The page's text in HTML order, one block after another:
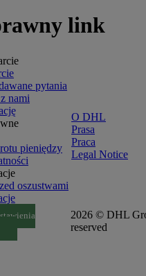
link
pytania
nami
pieniędzy
oszustwami
O DHL
Prasa
Praca
Legal Notice
2026 © DHL
reserved